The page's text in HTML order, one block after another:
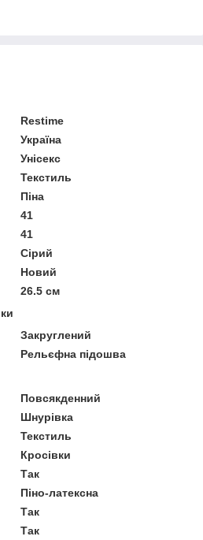
Restime
Україна
Унісекс
Текстиль
Піна
41
41
Сірий
Новий
26.5 см
Закруглений
Рельєфна підошва
Повсякденний
Шнурівка
Текстиль
Кросівки
Так
Піно-латексна
Так
Так